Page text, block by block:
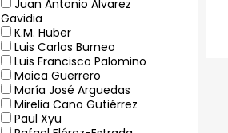
Juan Antonio Álvarez
Gavidia
K.M. Huber
Luis Carlos Burneo
Luis Francisco Palomino
Maica Guerrero
María José Arguedas
Mirelia Cano Gutiérrez
Paul Xyu